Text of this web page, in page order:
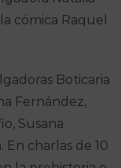
cómica Raquel
Boticaria
Fernández,
Susana
En charlas de 10